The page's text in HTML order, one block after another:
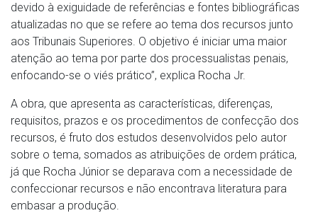
devido à exiguidade de referências e fontes bibliográficas
atualizadas no que se refere ao tema dos recursos junto
aos Tribunais Superiores. O objetivo é iniciar uma maior
atenção ao tema por parte dos processualistas penais,
enfocando-se o viés prático”, explica Rocha Jr.
A obra, que apresenta as características, diferenças,
requisitos, prazos e os procedimentos de confecção dos
recursos, é fruto dos estudos desenvolvidos pelo autor
sobre o tema, somados as atribuições de ordem prática,
já que Rocha Júnior se deparava com a necessidade de
confeccionar recursos e não encontrava literatura para
embasar a produção.